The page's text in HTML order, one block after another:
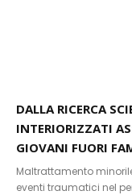
DALLA RICERCA
INTERIORIZZATI
GIOVANI FUORI
Maltrattamento
eventi traumatici nel